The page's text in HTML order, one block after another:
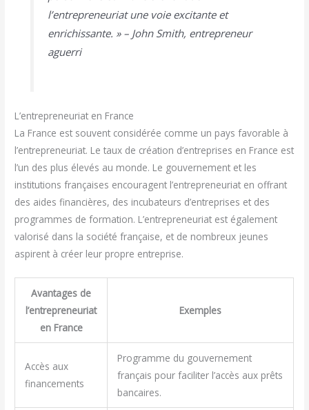
l’entrepreneuriat une voie excitante et
enrichissante. » – John Smith, entrepreneur
aguerri
L’entrepreneuriat en France
La France est souvent considérée comme un pays favorable à
l’entrepreneuriat. Le taux de création d’entreprises en France est
l’un des plus élevés au monde. Le gouvernement et les
institutions françaises encouragent l’entrepreneuriat en offrant
des aides financières, des incubateurs d’entreprises et des
programmes de formation. L’entrepreneuriat est également
valorisé dans la société française, et de nombreux jeunes
aspirent à créer leur propre entreprise.
Avantages de
l’entrepreneuriat
en France
Exemples
Accès aux
financements
Programme du gouvernement
français pour faciliter l’accès aux prêts
bancaires.